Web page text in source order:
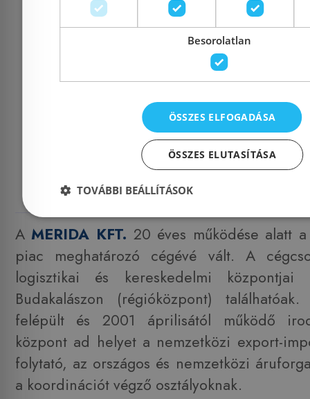
« Előző
Termékek:1 - 24
1
2 ‧‧‧ 6
Merida
A MERIDA KFT. 20 éves működése alatt
piac meghatározó cégévé vált. A
logisztikai és kereskedelmi központjai
Budakalászon (régióközpont)
felépült és 2001 áprilisától működő
központ ad helyet a nemzetközi export-
folytató, az országos és nemzetközi
a koordinációt végző osztályoknak.
Besorolatlan
ÖSSZES ELFOGADÁSA
ÖSSZES ELUTASÍTÁSA
TOVÁBBI BEÁLLÍTÁSOK